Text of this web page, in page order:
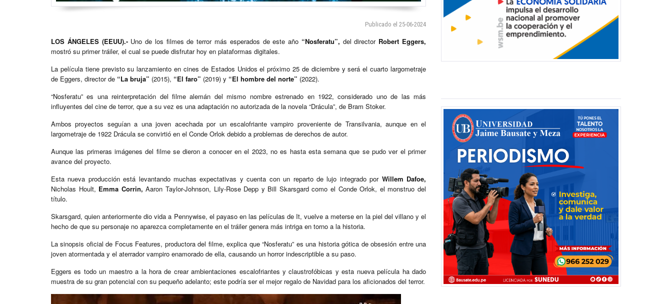
Publicado el 25-06-2024
LOS ÁNGELES (EEUU).-Uno de los filmes de terror más esperados de este año “Nosferatu”, del director Robert Eggers,
mostró su primer tráiler, el cual se puede disfrutar hoy en plataformas digitales.
La película tiene previsto su lanzamiento en cines de Estados Unidos el próximo 25 de diciembre y será el cuarto largometraje
de Eggers, director de “La bruja” (2015), “El faro” (2019) y “El hombre del norte” (2022).
“Nosferatu” es una reinterpretación del filme alemán del mismo nombre estrenado en 1922, considerado uno de las más
influyentes del cine de terror, que a su vez es una adaptación no autorizada de la novela “Drácula”, de Bram Stoker.
Ambos proyectos seguían a una joven acechada por un escalofriante vampiro proveniente de Transilvania, aunque en el
largometraje de 1922 Drácula se convirtió en el Conde Orlok debido a problemas de derechos de autor.
Aunque las primeras imágenes del filme se dieron a conocer en el 2023, no es hasta esta semana que se pudo ver el primer
avance del proyecto.
Esta nueva producción está levantando muchas expectativas y cuenta con un reparto de lujo integrado porWillem Dafoe,
Nicholas Hoult, Emma Corrin, Aaron Taylor-Johnson, Lily-Rose Depp y Bill Skarsgard como el Conde Orlok, el monstruo del
título.
Skarsgard, quien anteriormente dio vida a Pennywise, el payaso en las películas de It, vuelve a meterse en la piel del villano y el
hecho de que su personaje no aparezca completamente en el tráiler genera más intriga en torno a la historia.
La sinopsis oficial de Focus Features, productora del filme, explica que “Nosferatu” es una historia gótica de obsesión entre una
joven atormentada y el aterrador vampiro enamorado de ella, causando un horror indescriptible a su paso.
Eggers es todo un maestro a la hora de crear ambientaciones escalofriantes y claustrofóbicas y esta nueva película ha dado
muestra de su gran potencial con su pequeño adelanto; este podría ser el mejor regalo de Navidad para los aficionados del terror.